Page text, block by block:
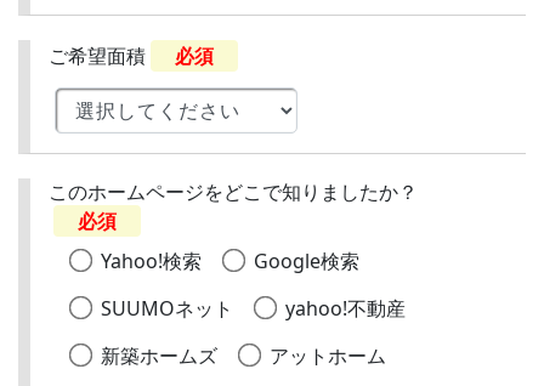
ご希望面積 必須
このホームページをどこで知りましたか？
必須
Yahoo!検索
Google検索
SUUMOネット
yahoo!不動産
新築ホームズ
アットホーム